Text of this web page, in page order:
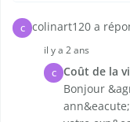
C colinart120 a
il y a 2 ans
C Coût de la
Bonjour